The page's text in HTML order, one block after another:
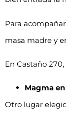
Para
masa madre y
En Castaño
Magma
Otro lugar